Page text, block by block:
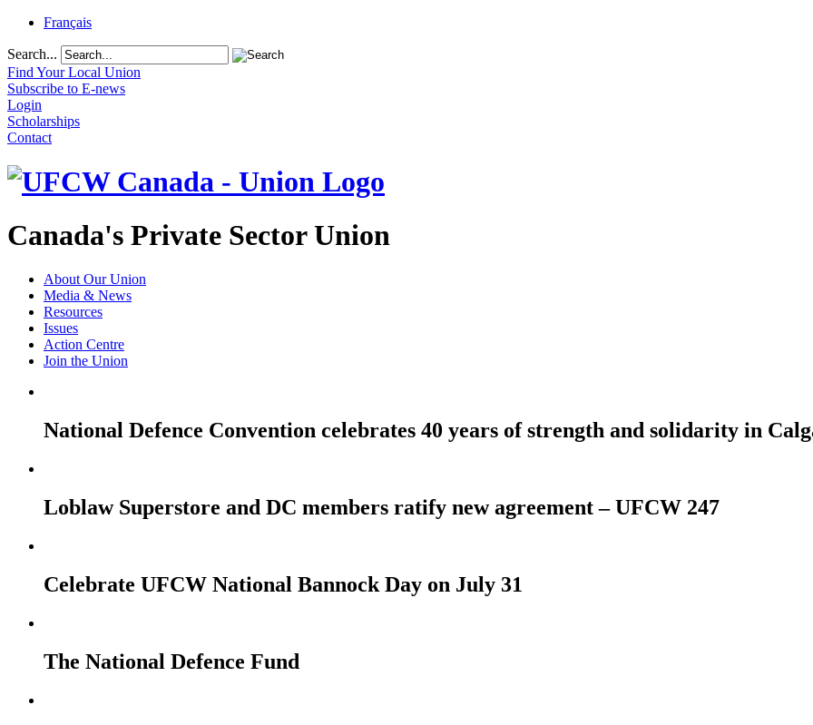
Français
Search...
Find Your Local Union
Subscribe to E-news
Login
Scholarships
Contact
Canada's Private Sector Union
About Our Union
Media & News
Resources
Issues
Action Centre
Join the Union
National Defence Convention celebrates 40 years of strength and solidarity in
Loblaw Superstore and DC members ratify new agreement – UFCW 247
Celebrate UFCW National Bannock Day on July 31
The National Defence Fund